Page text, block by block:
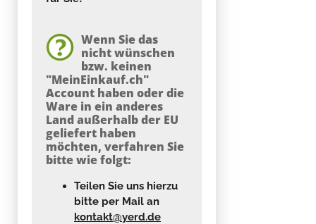
Wenn Sie das
nicht wünschen
bzw. keinen
"MeinEinkauf.ch"
Account haben oder die
Ware in ein anderes
Land außerhalb der EU
geliefert haben
möchten, verfahren Sie
bitte wie folgt:
Teilen Sie uns hierzu
bitte per Mail an
kontakt@yerd.de